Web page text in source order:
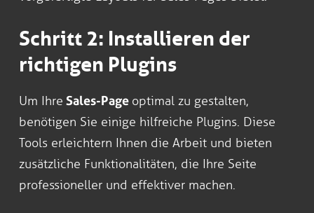
Schritt 2: Installieren der
richtigen Plugins
Um Ihre Sales-Page optimal zu gestalten,
benötigen Sie einige hilfreiche Plugins. Diese
Tools erleichtern Ihnen die Arbeit und bieten
zusätzliche Funktionalitäten, die Ihre Seite
professioneller und effektiver machen.